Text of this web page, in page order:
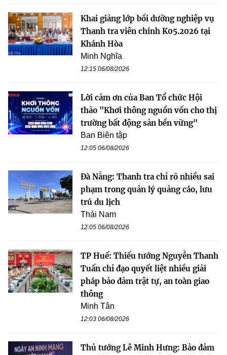
Khai giảng lớp bồi dưỡng nghiệp vụ
Thanh tra viên chính K05.2026 tại
Khánh Hòa
Minh Nghĩa
12:15 06/08/2026
Lời cảm ơn của Ban Tổ chức Hội
thảo "Khơi thông nguồn vốn cho thị
trường bất động sản bền vững"
Ban Biên tập
12:05 06/08/2026
Đà Nẵng: Thanh tra chỉ rõ nhiều sai
phạm trong quản lý quảng cáo, lưu
trú du lịch
Thái Nam
12:05 06/08/2026
TP Huế: Thiếu tướng Nguyễn Thanh
Tuấn chỉ đạo quyết liệt nhiều giải
pháp bảo đảm trật tự, an toàn giao
thông
Minh Tân
12:03 06/08/2026
Thủ tướng Lê Minh Hưng: Bảo đảm